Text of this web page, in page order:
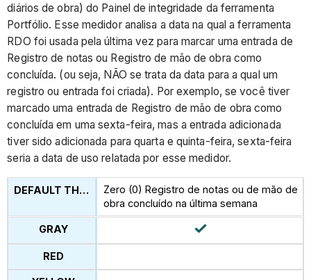
diários de obra) do Painel de integridade da ferramenta
Portfólio. Esse medidor analisa a data na qual a ferramenta
RDO foi usada pela última vez para marcar uma entrada de
Registro de notas ou Registro de mão de obra como
concluída. (ou seja, NÃO se trata da data para a qual um
registro ou entrada foi criada). Por exemplo, se você tiver
marcado uma entrada de Registro de mão de obra como
concluída em uma sexta-feira, mas a entrada adicionada
tiver sido adicionada para quarta e quinta-feira, sexta-feira
seria a data de uso relatada por esse medidor.
Zero (0) Registro de notas ou de mão de
obra concluído na última semana